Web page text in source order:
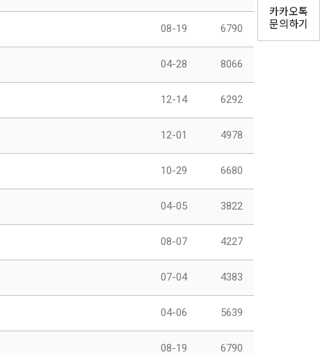
08-19 6790
04-28 8066
12-14 6292
12-01 4978
10-29 6680
04-05 3822
08-07 4227
07-04 4383
04-06 5639
08-19 6790
카카오톡
문의하기